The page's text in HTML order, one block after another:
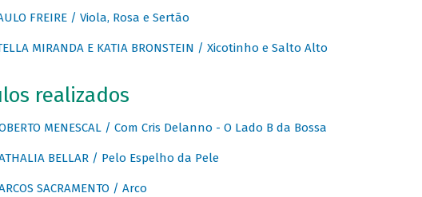
FREIRE / Viola, Rosa e Sertão
MIRANDA E KATIA BRONSTEIN / Xicotinho e Salto Alto
realizados
MENESCAL / Com Cris Delanno - O Lado B da Bossa
BELLAR / Pelo Espelho da Pele
SACRAMENTO / Arco